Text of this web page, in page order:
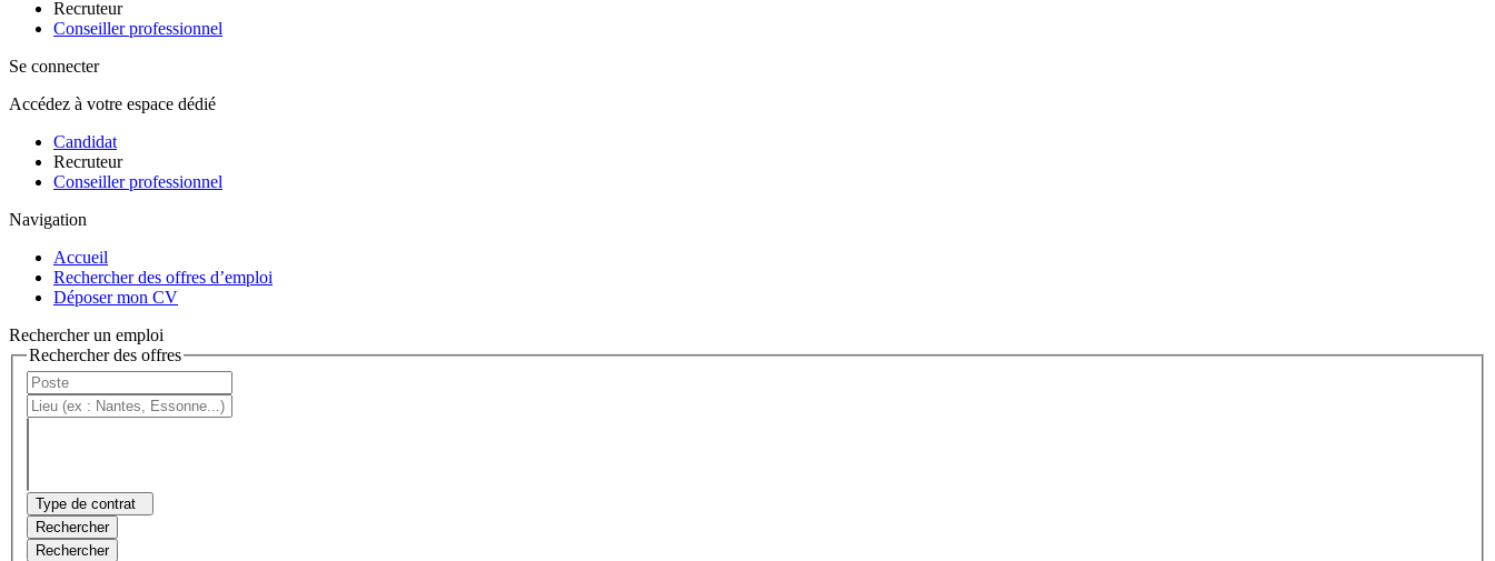
Recruteur
Conseiller professionnel
Se connecter
Accédez à votre espace dédié
Candidat
Recruteur
Conseiller professionnel
Navigation
Accueil
Rechercher des offres d’emploi
Déposer mon CV
Rechercher un emploi
Rechercher des offres
Type de contrat
Rechercher
Rechercher